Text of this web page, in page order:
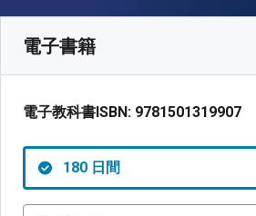
電子書籍
電子教科書ISBN: 9781501319907
180 日間